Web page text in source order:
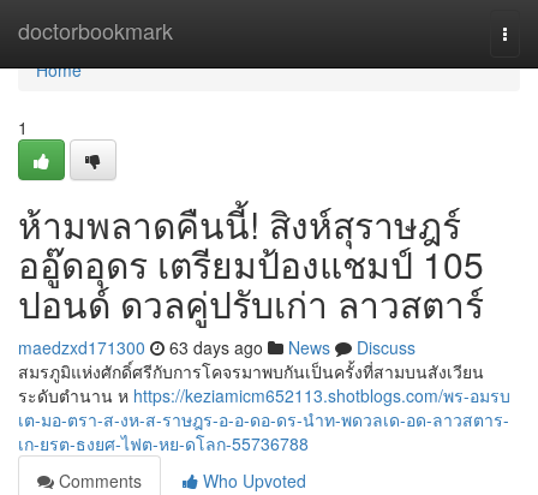
doctorbookmark
Home
Home
1
ห้ามพลาดคืนนี้! สิงห์สุราษฎร์
ออู๊ดอุดร เตรียมป้องแชมป์ 105
ปอนด์ ดวลคู่ปรับเก่า ลาวสตาร์
maedzxd171300 63 days ago News
Discuss
สมรภูมิแห่งศักดิ์ศรีกับการโคจรมาพบกันเป็นครั้งที่สามบนสังเวียน
ระดับตำนาน ห https://keziamicm652113.shotblogs.com/พร-อมรบ
เต-มอ-ตรา-ส-งห-ส-ราษฎร-อ-อ-ดอ-ดร-นำท-พดวลเด-อด-ลาวสตาร-
เก-ยรต-ธงยศ-ไฟต-หย-ดโลก-55736788
Comments
Who Upvoted